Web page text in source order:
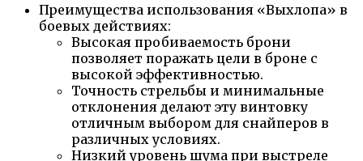
Преимущества использования «Выхлопа» в
боевых действиях:
Высокая пробиваемость брони
позволяет поражать цели в броне с
высокой эффективностью.
Точность стрельбы и минимальные
отклонения делают эту винтовку
отличным выбором для снайперов в
различных условиях.
Низкий уровень шума при выстреле